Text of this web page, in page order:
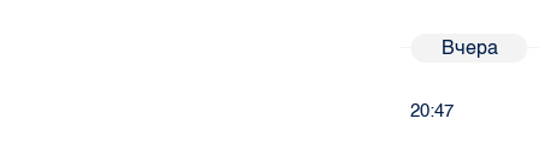
Вчера
20:47